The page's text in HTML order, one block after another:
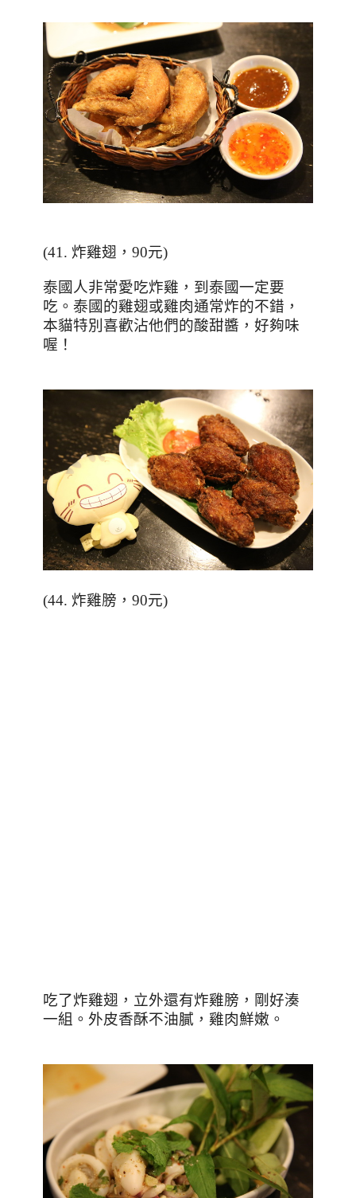
(41. 炸雞翅， 90元)
泰國人非常愛吃炸雞，到泰國一定要
吃。泰國的雞翅或雞肉通常炸的不錯，
本貓特別喜歡沾他們的酸甜醬，好夠味
喔！
(44. 炸雞膀， 90元)
吃了炸雞翅，立外還有炸雞膀，剛好湊
一組。外皮香酥不油膩，雞肉鮮嫩。